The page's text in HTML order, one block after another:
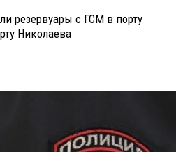
резервуары с ГСМ в порту
Николаева